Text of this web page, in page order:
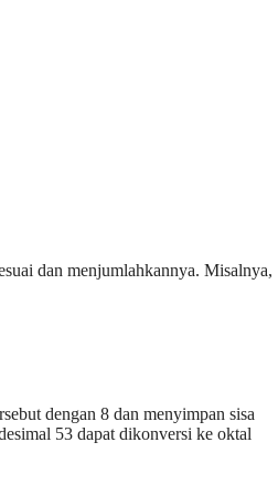
dan menjumlahkannya. Misalnya,
dengan 8 dan menyimpan sisa
53 dapat dikonversi ke oktal